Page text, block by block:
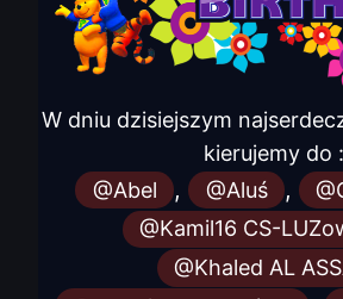
W dniu dzisiejszym
kierujemy do :
@Abel
, @Aluś ,
@Kamil16 CS-
@Khaled AL